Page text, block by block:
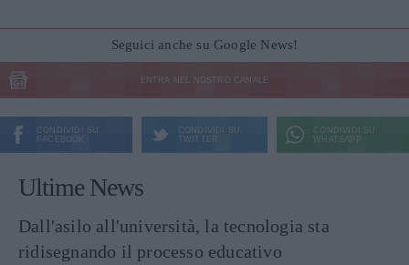
Seguici anche su Google News!
ENTRA NEL NOSTRO CANALE
CONDIVIDI SU
FACEBOOK
CONDIVIDI SU
TWITTER
CONDIVIDI SU
WHATSAPP
Ultime News
Dall'asilo all'università, la tecnologia sta
ridisegnando il processo educativo